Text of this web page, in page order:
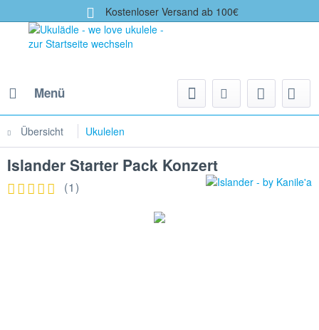
Kostenloser Versand ab 100€
Menü
Übersicht Ukulelen
Islander Starter Pack Konzert
(1)